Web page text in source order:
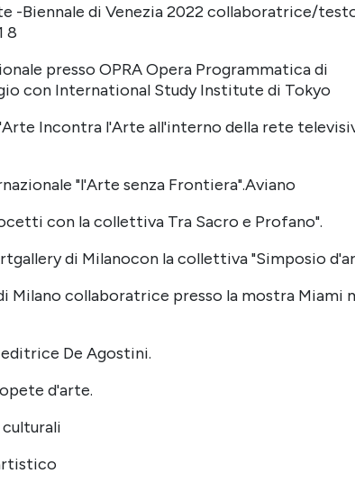
-Biennale di Venezia 2022 collaboratrice/
8
presso OPRA Opera Programmatica di
con International Study Institute di Tokyo
Incontra l'Arte all'interno della rete
"l'Arte senza Frontiera".Aviano
con la collettiva Tra Sacro e Profano".
di Milanocon la collettiva "Simposio
Milano collaboratrice presso la mostra Miami
De Agostini.
d'arte.